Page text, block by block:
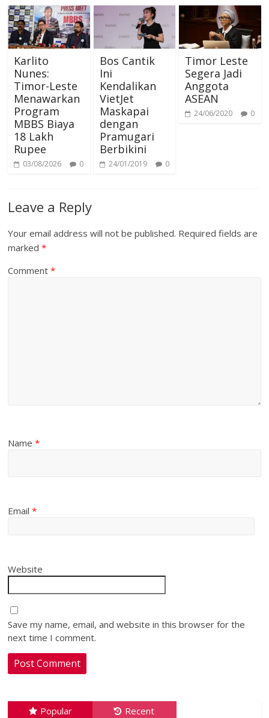
Karlito
Nunes:
Timor-Leste
Menawarkan
Program
MBBS Biaya
18 Lakh
Rupee
03/08/2026 0
Bos Cantik
Ini
Kendalikan
VietJet
Maskapai
dengan
Pramugari
Berbikini
24/01/2019 0
Timor Leste
Segera Jadi
Anggota
ASEAN
24/06/2020 0
Leave a Reply
Your email address will not be published. Required fields are
marked*
Comment*
Name*
Email*
Website
Save my name, email, and website in this browser for the
next time I comment.
Popular Recent